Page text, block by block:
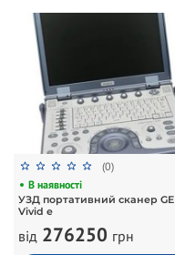
(0)
В наявності
УЗД портативний сканер GE
Vivid e
від 276250 грн